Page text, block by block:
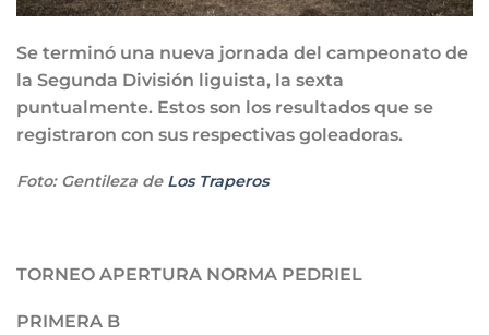
Se terminó una nueva jornada del campeonato de
la Segunda División liguista, la sexta
puntualmente. Estos son los resultados que se
registraron con sus respectivas goleadoras.
Foto: Gentileza de Los Traperos
TORNEO APERTURA NORMA PEDRIEL
PRIMERA B